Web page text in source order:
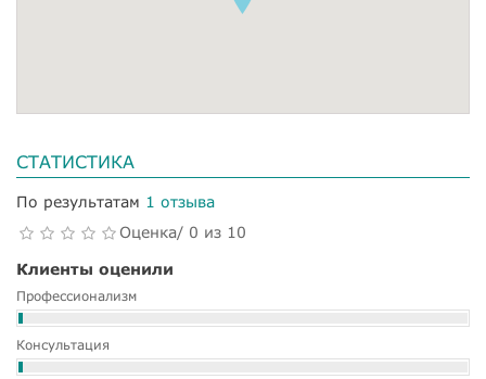
СТАТИСТИКА
По результатам 1 отзыва
Оценка/ 0 из 10
Клиенты оценили
Профессионализм
Консультация